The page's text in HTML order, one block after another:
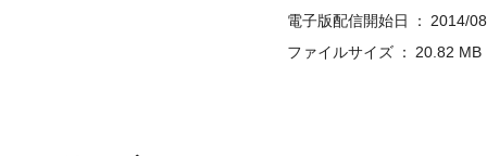
電子版配信開始日
2014/
ファイルサイズ
20.82 MB